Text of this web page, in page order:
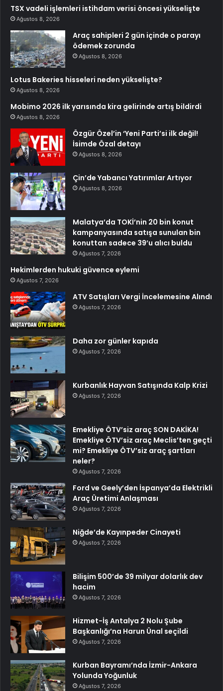
TSX vadeli işlemleri istihdam verisi öncesi yükselişte
Ağustos 8, 2026
Araç sahipleri 2 gün içinde o parayı
ödemek zorunda
Ağustos 8, 2026
Lotus Bakeries hisseleri neden yükselişte?
Ağustos 8, 2026
Mobimo 2026 ilk yarısında kira gelirinde artış bildirdi
Ağustos 8, 2026
Özgür Özel’in ‘Yeni Parti’si ilk değil!
İsimde Özal detayı
Ağustos 8, 2026
Çin’de Yabancı Yatırımlar Artıyor
Ağustos 8, 2026
Malatya’da TOKİ’nin 20 bin konut
kampanyasında satışa sunulan bin
konuttan sadece 39’u alıcı buldu
Ağustos 7, 2026
Hekimlerden hukuki güvence eylemi
Ağustos 7, 2026
ATV Satışları Vergi İncelemesine Alındı
Ağustos 7, 2026
Daha zor günler kapıda
Ağustos 7, 2026
Kurbanlık Hayvan Satışında Kalp Krizi
Ağustos 7, 2026
Emekliye ÖTV’siz araç SON DAKİKA!
Emekliye ÖTV’siz araç Meclis’ten geçti
mi? Emekliye ÖTV’siz araç şartları
neler?
Ağustos 7, 2026
Ford ve Geely’den İspanya’da Elektrikli
Araç Üretimi Anlaşması
Ağustos 7, 2026
Niğde’de Kayınpeder Cinayeti
Ağustos 7, 2026
Bilişim 500’de 39 milyar dolarlık dev
hacim
Ağustos 7, 2026
Hizmet-İş Antalya 2 Nolu Şube
Başkanlığı’na Harun Ünal seçildi
Ağustos 7, 2026
Kurban Bayramı’nda İzmir-Ankara
Yolunda Yoğunluk
Ağustos 7, 2026